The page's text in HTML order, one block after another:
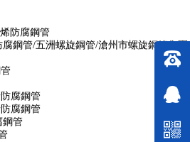
防腐鋼管
鋼管/五洲螺旋鋼管/滄州市螺旋鋼管集團
腐鋼管
腐鋼管
鋼管